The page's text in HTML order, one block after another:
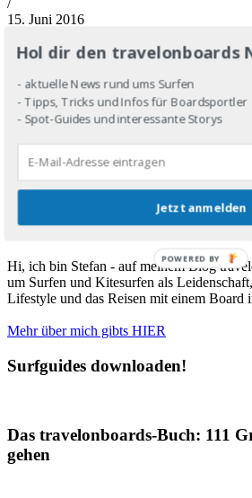
15. Juni 2016
Reiseblogs zu betreiben und trotzdem
https://www.travelonboards.de/wp-
content/uploads/2016/05/Sebastian-
Heinrich https://www.travelonboards.de/wp-
06-15 08:50:422018-03-22 21:54:07Surf-
Surfender Reiseblogger Sebastian Canavas
Hi, ich bin Stefan - auf meinem Blog
um Surfen und Kitesurfen als
Lifestyle und das Reisen mit einem Board
Mehr über mich gibts HIER
Surfguides downloaden!
Das travelonboards-Buch: 111
gehen
Hol dir den travelonboards
- aktuelle News rund ums Surfen
- Tipps, Tricks und Infos für Boardsportler
- Spot-Guides und interessante Storys
Jetzt anmelden
POWERED BY